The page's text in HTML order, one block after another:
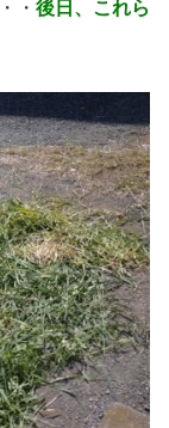
・ 後日、これら